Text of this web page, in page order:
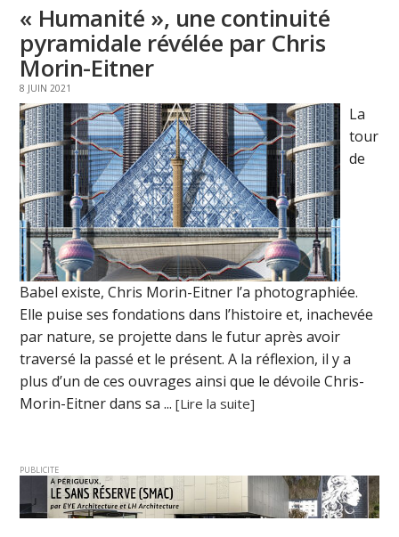
« Humanité », une continuité
pyramidale révélée par Chris
Morin-Eitner
8 JUIN 2021
La
tour
de
Babel existe, Chris Morin-Eitner l’a photographiée.
Elle puise ses fondations dans l’histoire et, inachevée
par nature, se projette dans le futur après avoir
traversé la passé et le présent. A la réflexion, il y a
plus d’un de ces ouvrages ainsi que le dévoile Chris-
Morin-Eitner dans sa ...[Lire la suite]
PUBLICITE